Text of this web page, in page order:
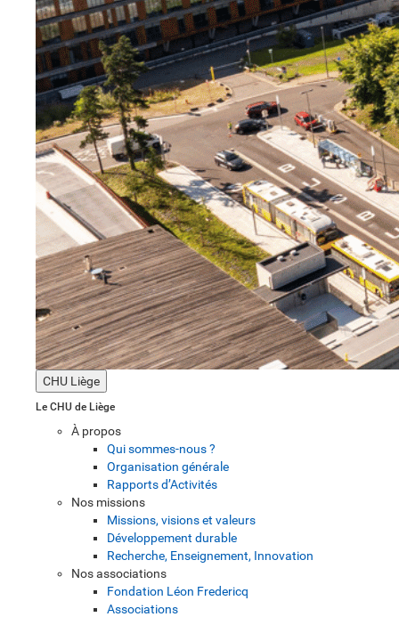
CHU Liège
Le CHU de Liège
À propos
Qui sommes-nous ?
Organisation générale
Rapports d’Activités
Nos missions
Missions, visions et valeurs
Développement durable
Recherche, Enseignement, Innovation
Nos associations
Fondation Léon Fredericq
Associations